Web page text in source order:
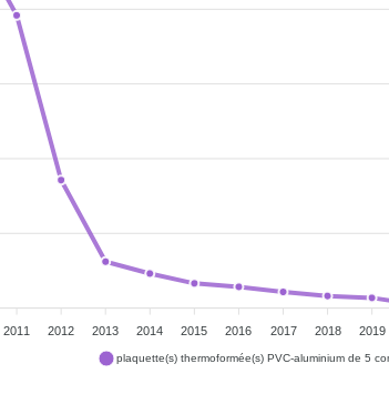
2011 2012 2013 2014 2015 2016 2017 2018 2019
plaquette(s) thermoformée(s) PVC-aluminium de 5